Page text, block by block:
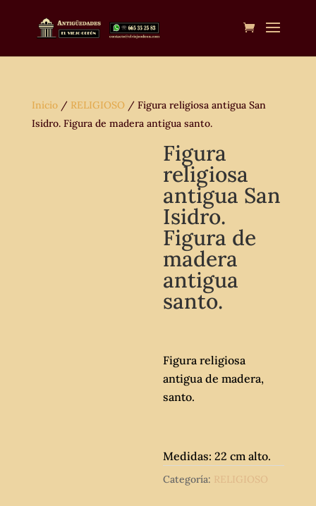
Inicio/ RELIGIOSO/ Figura religiosa antigua San
Isidro. Figura de madera antigua santo.
Figura
religiosa
antigua San
Isidro.
Figura de
madera
antigua
santo.
Figura religiosa
antigua de madera,
santo.
Medidas: 22 cm alto.
Categoría: RELIGIOSO